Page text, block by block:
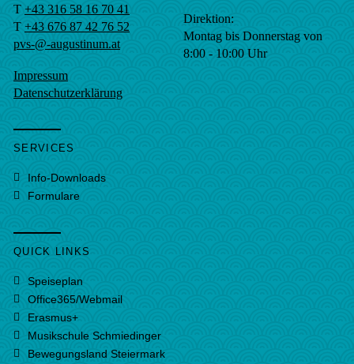
T +43 316 58 16 70 41
T +43 676 87 42 76 52
pvs-@-augustinum.at
Impressum
Datenschutzerklärung
Direktion:
Montag bis Donnerstag von
8:00 - 10:00 Uhr
SERVICES
Info-Downloads
Formulare
QUICK LINKS
Speiseplan
Office365/Webmail
Erasmus+
Musikschule Schmiedinger
Bewegungsland Steiermark